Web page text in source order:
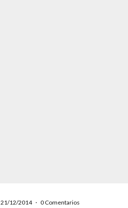
21/12/2014 · 0 Comentarios